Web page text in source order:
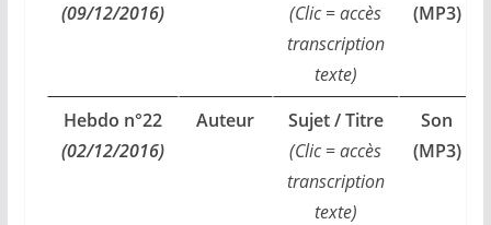
(09/12/2016)
(Clic = accès
transcription
texte)
(MP3)
Hebdo n°22
(02/12/2016)
Auteur
Sujet / Titre
(Clic = accès
transcription
texte)
Son
(MP3)